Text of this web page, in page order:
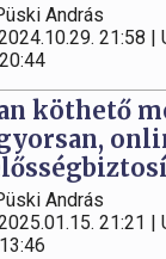
András
21:58
köthető
András
21:21